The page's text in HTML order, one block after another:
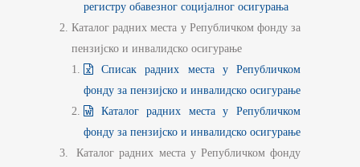
регистру обавезног социјалног осигурања
Каталог радних места у Републичком фонду за
пензијско и инвалидско осигурање
Списак радних места у Републичком
фонду за пензијско и инвалидско осигурање
Каталог радних места у Републичком
фонду за пензијско и инвалидско осигурање
Каталог радних места у Републичком фонду